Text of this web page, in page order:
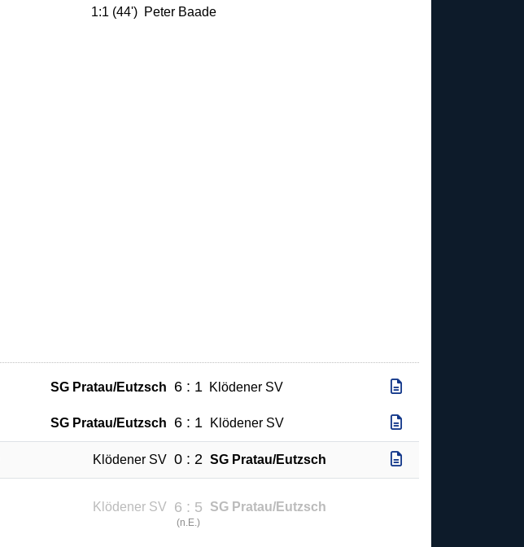
1:1 (44') Peter Baade
SG Pratau/Eutzsch 6 : 1 Klödener SV
SG Pratau/Eutzsch 6 : 1 Klödener SV
Klödener SV 0 : 2 SG Pratau/Eutzsch
Klödener SV 6 : 5
(n.E. )
SG Pratau/Eutzsch